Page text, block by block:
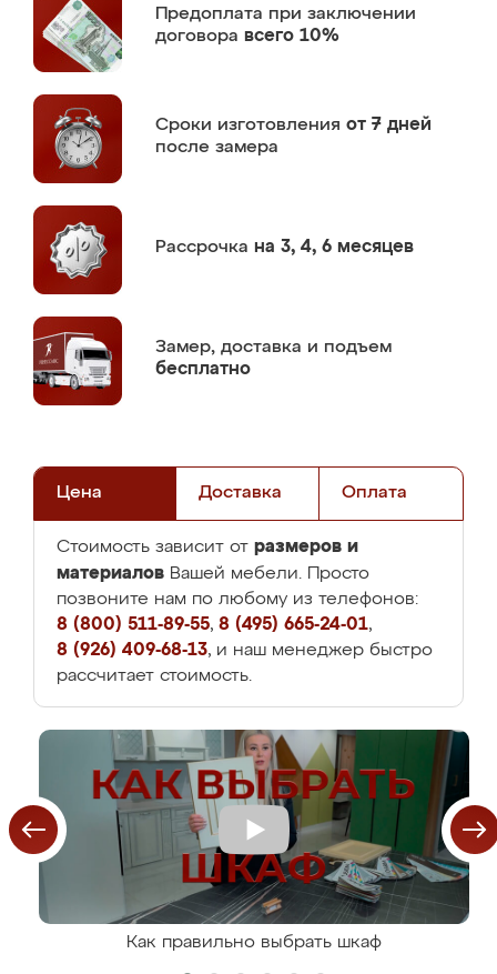
Предоплата при заключении
договора всего 10%
Сроки изготовления от 7 дней
после замера
Рассрочка на 3, 4, 6 месяцев
Замер, доставка и подъем
бесплатно
Цена Доставка Оплата
Стоимость зависит от размеров и
материалов Вашей мебели. Просто
позвоните нам по любому из телефонов:
8 (800) 511-89-55, 8 (495) 665-24-01,
8 (926) 409-68-13, и наш менеджер быстро
рассчитает стоимость.
Как правильно выбрать шкаф